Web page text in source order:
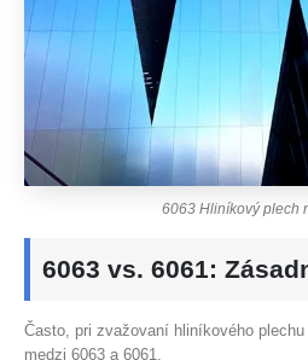
6063 Hliníkový plech
6063 vs. 6061:
Často, pri zvažovaní hliníkového
medzi 6063 a 6061.